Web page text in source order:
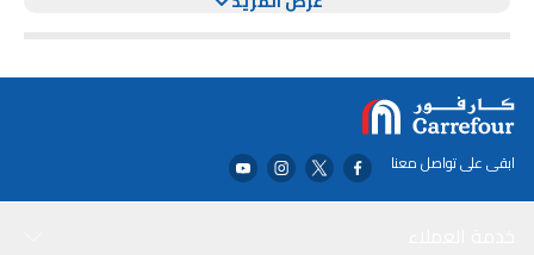
Rocker وRock Star يتميز بتصميمات وشم كلاسيكية من موسيقى الروك
أند رول. الإكسسوار المثالي لأي زي هارد روك أو روك بانك أو زي الهالوين
لنجوم الروك.
ابقى على تواصل معنا